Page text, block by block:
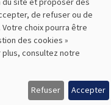
de refuser ou de
choix pourra être
des cookies »
plus, consultez notre
Refuser Accepter